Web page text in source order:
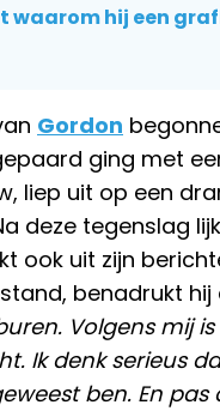
waarom hij een
Gordon
ging met
liep uit op een
deze tegenslag
ook uit zijn
benadrukt
Volgens mij
Ik denk serieus
ben. En pas